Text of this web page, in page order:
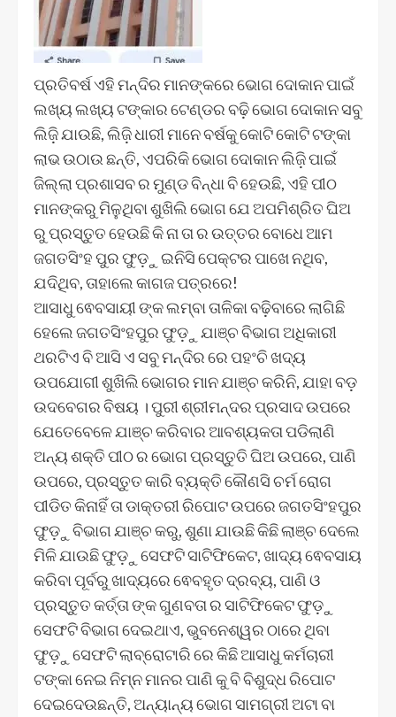
ପ୍ରତିବର୍ଷ ଏହି ମନ୍ଦିର ମାନଙ୍କରେ ଭୋଗ ଦୋକାନ ପାଇଁ
ଲଖ୍ୟ ଲଖ୍ୟ ଟଙ୍କାର ଟେଣ୍ଡର ବଢ଼ି ଭୋଗ ଦୋକାନ ସବୁ
ଲିଜ଼ି ଯାଉଛି, ଲିଜ଼ି ଧାରୀ ମାନେ ବର୍ଷକୁ କୋଟି କୋଟି ଟଙ୍କା
ଲାଭ ଉଠାଉ ଛନ୍ତି, ଏପରିକି ଭୋଗ ଦୋକାନ ଲିଜ଼ି ପାଇଁ
ଜିଲ୍ଲା ପ୍ରଶାସବ ର ମୁଣ୍ଡ ବିନ୍ଧା ବି ହେଉଛି, ଏହି ପୀଠ
ମାନଙ୍କରୁ ମିଳୁଥିବା ଶୁଖିଲି ଭୋଗ ଯେ ଅପମିଶ୍ରିତ ଘିଅ
ରୁ ପ୍ରସ୍ତୁତ ହେଉଛି କି ନା ତା ର ଉତ୍ତର ବୋଧେ ଆମ
ଜଗତସିଂହ ପୁର ଫୁଡ଼ୁ ଇନିସି ପେକ୍ଟର ପାଖେ ନଥିବ,
ଯଦିଥିବ, ତାହାଲେ କାଗଜ ପତ୍ରରେ!
ଆସାଧୁ ଵେବସାୟୀ ଙ୍କ ଲମ୍ବା ତାଳିକା ବଢ଼ିବାରେ ଲାଗିଛି
ହେଲେ ଜଗତସିଂହପୁର ଫୁଡ଼ୁ ଯାଞ୍ଚ ବିଭାଗ ଅଧିକାରୀ
ଥରଟିଏ ବି ଆସି ଏ ସବୁ ମନ୍ଦିର ରେ ପହଂଚି ଖଦ୍ୟ
ଉପଯୋଗୀ ଶୁଖିଲି ଭୋଗର ମାନ ଯାଞ୍ଚ କରିନି, ଯାହା ବଡ଼
ଉଦବେଗର ବିଷୟ । ପୁରୀ ଶ୍ରୀମନ୍ଦର ପ୍ରସାଦ ଉପରେ
ଯେତେବେଳେ ଯାଞ୍ଚ କରିବାର ଆବଶ୍ୟକତା ପଡିଲାଣି
ଅନ୍ୟ ଶକ୍ତି ପୀଠ ର ଭୋଗ ପ୍ରସ୍ତୁତି ଘିଅ ଉପରେ, ପାଣି
ଉପରେ, ପ୍ରସ୍ତୁତ କାରି ବ୍ୟକ୍ତି କୌଣସି ଚର୍ମ ରୋଗ
ପୀଡିତ କିନାହିଁ ତା ଡାକ୍ତରୀ ରିପୋଟ ଉପରେ ଜଗତସିଂହପୁର
ଫୁଡ଼ୁ ବିଭାଗ ଯାଞ୍ଚ କରୁ, ଶୁଣା ଯାଉଛି କିଛି ଲାଞ୍ଚ ଦେଲେ
ମିଳି ଯାଉଛି ଫୁଡ଼ୁ ସେଫଟି ସାଟିଫିକେଟ, ଖାଦ୍ୟ ଵେବସାୟ
କରିବା ପୂର୍ବରୁ ଖାଦ୍ୟରେ ଵେବହୃତ ଦ୍ରବ୍ୟ, ପାଣି ଓ
ପ୍ରସ୍ତୁତ କର୍ତ୍ତା ଙ୍କ ଗୁଣବତା ର ସାଟିଫିକେଟ ଫୁଡ଼ୁ
ସେଫଟି ବିଭାଗ ଦେଇଥାଏ, ଭୁବନେଶ୍ୱର ଠାରେ ଥିବା
ଫୁଡ଼ୁ ସେଫଟି ଲାବ୍ରୋଟାରି ରେ କିଛି ଆସାଧୁ କର୍ମଚାରୀ
ଟଙ୍କା ନେଇ ନିମ୍ନ ମାନର ପାଣି କୁ ବି ବିଶୁଦ୍ଧ ରିପୋଟ
ଦେଇଦେଉଛନ୍ତି, ଅନ୍ୟାନ୍ୟ ଭୋଗ ସାମଗ୍ରୀ ଅଟା ବା